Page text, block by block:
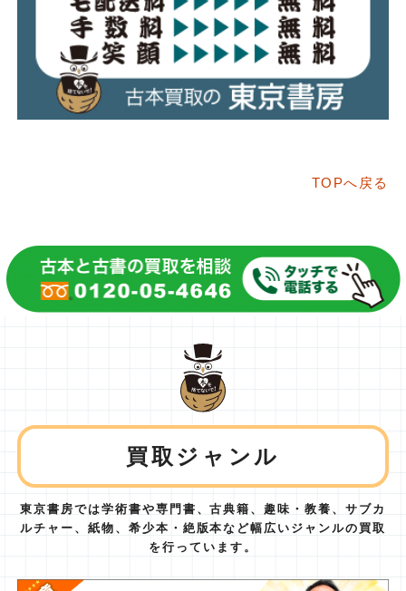
TOPへ戻る
買取ジャンル
東京書房では学術書や専門書、古典籍、趣味・教養、サブカ
ルチャー、紙物、 希少本・絶版本など幅広いジャンルの買取
を行っています。